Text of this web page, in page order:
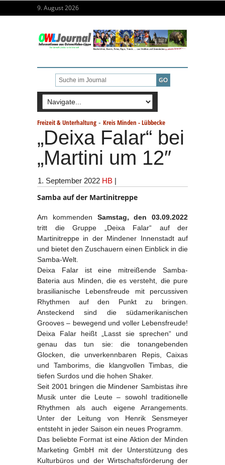
9. August 2026
Freizeit & Unterhaltung - Kreis Minden - Lübbecke
„Deixa Falar“ bei
„Martini um 12″
1. September 2022 HB |
Samba auf der Martinitreppe
Am kommenden Samstag, den 03.09.2022
tritt die Gruppe „Deixa Falar“ auf der
Martinitreppe in der Mindener Innenstadt auf
und bietet den Zuschauern einen Einblick in die
Samba-Welt.
Deixa Falar ist eine mitreißende Samba-
Bateria aus Minden, die es versteht, die pure
brasilianische Lebensfreude mit percussiven
Rhythmen auf den Punkt zu bringen.
Ansteckend sind die südamerikanischen
Grooves – bewegend und voller Lebensfreude!
Deixa Falar heißt „Lasst sie sprechen“ und
genau das tun sie: die tonangebenden
Glocken, die unverkennbaren Repis, Caixas
und Tamborims, die klangvollen Timbas, die
tiefen Surdos und die hohen Shaker.
Seit 2001 bringen die Mindener Sambistas ihre
Musik unter die Leute – sowohl traditionelle
Rhythmen als auch eigene Arrangements.
Unter der Leitung von Henrik Sensmeyer
entsteht in jeder Saison ein neues Programm.
Das beliebte Format ist eine Aktion der Minden
Marketing GmbH mit der Unterstützung des
Kulturbüros und der Wirtschaftsförderung der